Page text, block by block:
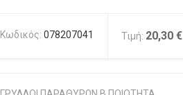
Κωδικός: 078207041 Τιμή: 20,30 €